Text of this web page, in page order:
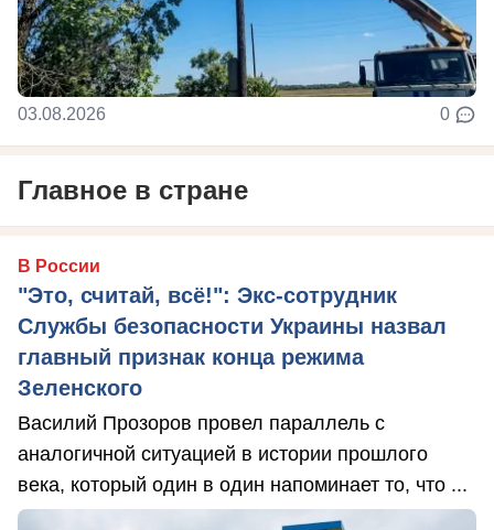
03.08.2026 0
Главное в стране
В России
"Это, считай, всё!": Экс-сотрудник
Службы безопасности Украины назвал
главный признак конца режима
Зеленского
Василий Прозоров провел параллель с
аналогичной ситуацией в истории прошлого
века, который один в один напоминает то, что ...